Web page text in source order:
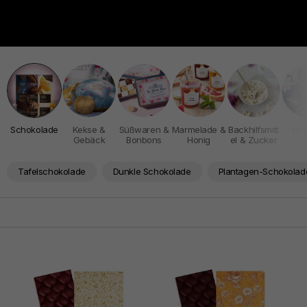
Schokolade
Kekse &
Gebäck
Süßwaren &
Bonbons
Marmelade &
Honig
Backhilfsmitt
el & Zucker
Tafelschokolade Dunkle Schokolade Plantagen-